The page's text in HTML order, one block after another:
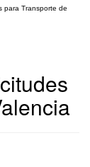
para Transporte de